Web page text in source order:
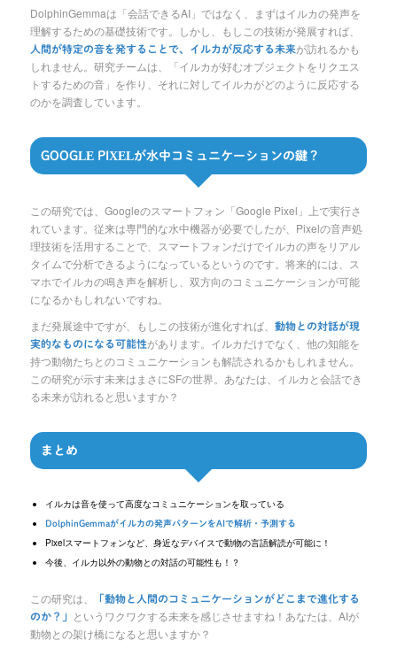
DolphinGemmaは「会話できるAI」ではなく、まずはイルカの発声を
理解するための基礎技術です。しかし、もしこの技術が発展すれば、
人間が特定の音を発することで、イルカが反応する未来が訪れるかも
しれません。研究チームは、「イルカが好むオブジェクトをリクエス
トするための音」を作り、それに対してイルカがどのように反応する
のかを調査しています。
GOOGLE PIXELが水中コミュニケーションの鍵？
この研究では、Googleのスマートフォン「Google Pixel」上で実行さ
れています。従来は専門的な水中機器が必要でしたが、Pixelの音声処
理技術を活用することで、スマートフォンだけでイルカの声をリアル
タイムで分析できるようになっているというのです。将来的には、ス
マホでイルカの鳴き声を解析し、双方向のコミュニケーションが可能
になるかもしれないですね。
まだ発展途中ですが、もしこの技術が進化すれば、
動物との対話が現
実的なものになる可能性があります。イルカだけでなく、他の知能を
持つ動物たちとのコミュニケーションも解読されるかもしれません。
この研究が示す未来はまさにSFの世界。あなたは、イルカと会話でき
る未来が訪れると思いますか？
まとめ
イルカは音を使って高度なコミュニケーションを取っている
DolphinGemmaがイルカの発声パターンをAIで解析・予測する
Pixelスマートフォンなど、身近なデバイスで動物の言語解読が可能に！
今後、イルカ以外の動物との対話の可能性も！？
この研究は、
「動物と人間のコミュニケーションがどこまで進化する
のか？」
というワクワクする未来を感じさせますね！あなたは、AIが
動物との架け橋になると思いますか？